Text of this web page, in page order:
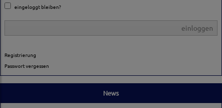
eingeloggt bleiben?
einloggen
Registrierung
Passwort vergessen
News